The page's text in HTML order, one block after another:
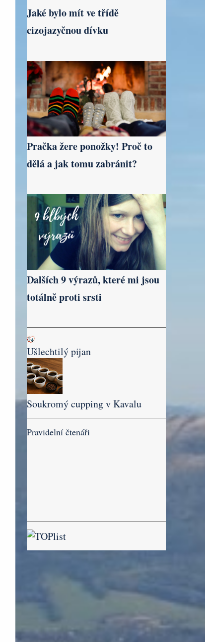
Jaké bylo mít ve třídě
cizojazyčnou dívku
Pračka žere ponožky! Proč to
dělá a jak tomu zabránit?
Dalších 9 výrazů, které mi jsou
totálně proti srsti
Ušlechtilý pijan
Soukromý cupping v Kavalu
Pravidelní čtenáři